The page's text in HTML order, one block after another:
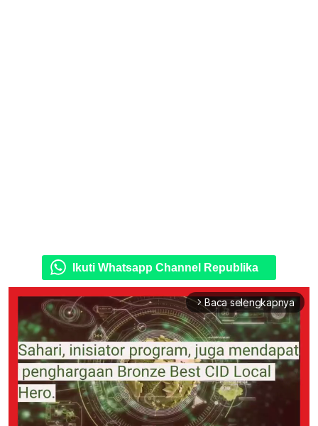
Ikuti Whatsapp Channel Republika
arrow_forward_ios Baca selengkapnya